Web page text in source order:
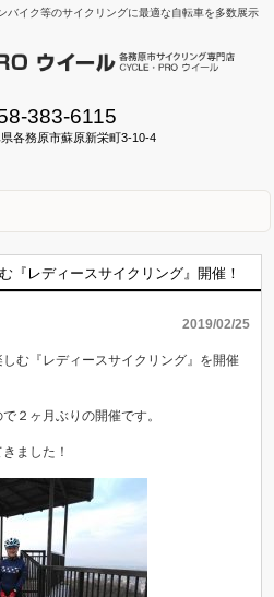
バイク等のサイクリングに最適な自転車を多数展示
383-6115
各務原市蘇原新栄町3-10-4
レディースサイクリング』開催！
2019/02/25
む『レディースサイクリング』を開催
２ヶ月ぶりの開催です。
ました！